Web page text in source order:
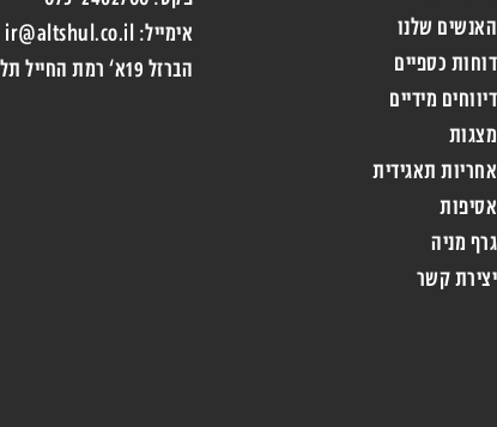
האנשים שלנו
דוחות כספיים
דיווחים מידיים
מצגות
אחריות תאגידית
אסיפות
גרף מניה
יצירת קשר
אימייל: ir@altshul.co.il
הברזל 19א‘ רמת החייל תל אביב 6971026